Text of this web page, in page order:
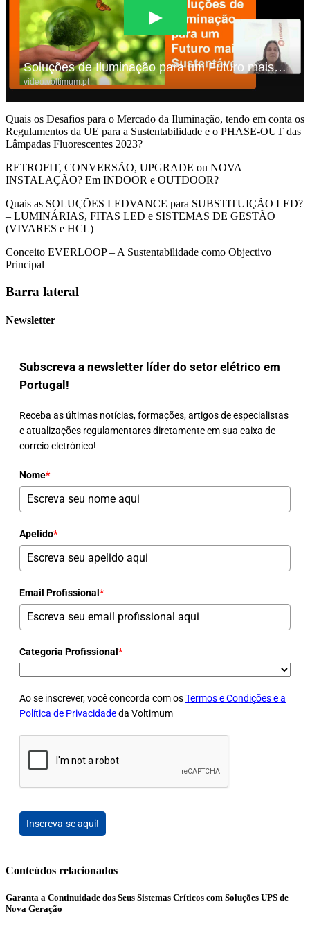
Quais os Desafios para o Mercado da Iluminação, tendo em conta os
Regulamentos da UE para a Sustentabilidade e o PHASE-OUT das
Lâmpadas Fluorescentes 2023?
RETROFIT, CONVERSÃO, UPGRADE ou NOVA
INSTALAÇÃO? Em INDOOR e OUTDOOR?
Quais as SOLUÇÕES LEDVANCE para SUBSTITUIÇÃO LED?
– LUMINÁRIAS, FITAS LED e SISTEMAS DE GESTÃO
(VIVARES e HCL)
Conceito EVERLOOP – A Sustentabilidade como Objectivo
Principal
Barra lateral
Newsletter
Subscreva a newsletter líder do setor elétrico em
Portugal!
Receba as últimas notícias, formações, artigos de especialistas
e atualizações regulamentares diretamente em sua caixa de
correio eletrónico!
Nome*
Apelido*
Email Profissional *
Categoria Profissional *
Ao se inscrever, você concorda com osTermos e Condições e a
Política de Privacidadeda Voltimum
Inscreva-se aqui!
Conteúdos relacionados
Garanta a Continuidade dos Seus Sistemas Críticos com Soluções UPS de
Nova Geração